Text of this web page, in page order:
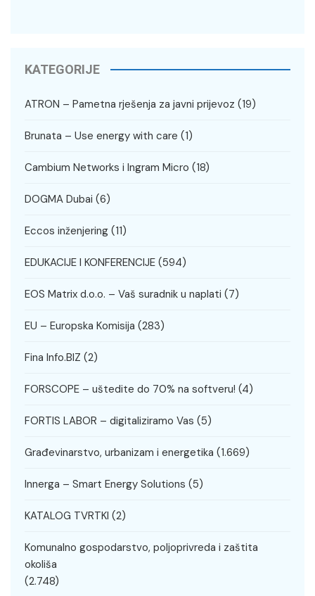
KATEGORIJE
ATRON – Pametna rješenja za javni prijevoz (19)
Brunata – Use energy with care (1)
Cambium Networks i Ingram Micro (18)
DOGMA Dubai (6)
Eccos inženjering (11)
EDUKACIJE I KONFERENCIJE (594)
EOS Matrix d.o.o. – Vaš suradnik u naplati (7)
EU – Europska Komisija (283)
Fina Info.BIZ (2)
FORSCOPE – uštedite do 70% na softveru! (4)
FORTIS LABOR – digitaliziramo Vas (5)
Građevinarstvo, urbanizam i energetika (1.669)
Innerga – Smart Energy Solutions (5)
KATALOG TVRTKI (2)
Komunalno gospodarstvo, poljoprivreda i zaštita
okoliša
(2.748)